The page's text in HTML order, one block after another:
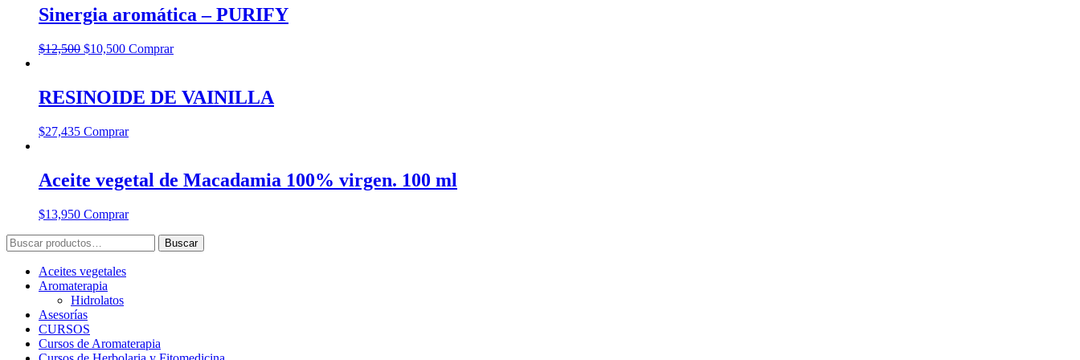
Sinergia aromática – PURIFY
$12,500 $10,500 Comprar
RESINOIDE DE VAINILLA
$27,435 Comprar
Aceite vegetal de Macadamia 100% virgen. 100 ml
$13,950 Comprar
Buscar
por:
Buscar
Aceites vegetales
Aromaterapia
Hidrolatos
Asesorías
CURSOS
Cursos de Aromaterapia